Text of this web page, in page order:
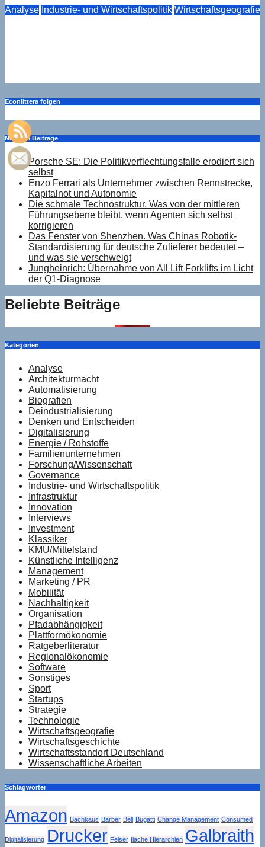
Analyse Industrie- und Wirtschaftspolitik Wirtschaftsgeografie
Econlittera folgen
Neueste Beiträge
Porsche SE: Die Politikverflechtungsfalle erodiert sich
selbst
Enzo Ferrari als Unternehmer zwischen Rennstrecke,
Kapitalnot und Autonomie
Die schmale Technostruktur. Was von der mittleren
Führungsebene bleibt, wenn Agenten sich selbst
korrigieren
Das Fenster von Shenzhen. Was Chinas Robotik-
Standardisierung für deutsche Zulieferer bedeutet –
und was sie verschweigt
Jungheinrich: Übernahme von All Lift Forklifts im Licht
der Q1-Diagnose
Beliebte Beiträge
Kategorien
Analyse
Architekturmacht
Automatisierung
Biografien
Deindustrialisierung
Denken und Entscheiden
Digitalisierung
Energie / Rohstoffe
Familienunternehmen
Forschung/Wissenschaft
Governance
Industrie- und Wirtschaftspolitik
Infrastruktur
Innovation
Interviews
Investment
Klassiker
KMU/Mittelstand
Künstliche Intelligenz
Management
Marketing / PR
Mobilität
Nachhaltigkeit
Organisation
Pfadabhängigkeit
Plattformökonomie
Ratgeberliteratur
Regionalökonomie
Software
Sonstiges
Sport
Startups
Strategie
Technologie
Wirtschaftsgeografie
Wirtschaftsgeschichte
Wirtschaftsstandort Deutschland
Wissenschaftliche Arbeiten
Schlagwörter
Amazon Bachkaus Barber Bell Bugatti Change Management Consumed
Digitalisierung Drucker Felser flache Hierarchien Galbraith